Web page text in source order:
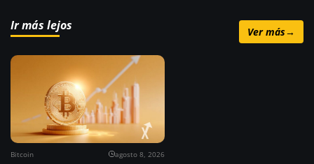
Ir más lejos Ver más→
Bitcoin agosto 8, 2026